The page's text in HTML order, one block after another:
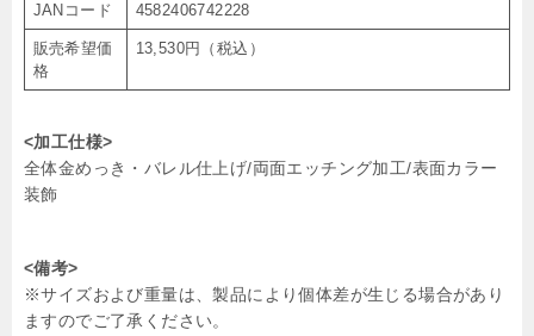
JANコード 4582406742228
販売希望価
格
13,530円（税込）
<加工仕様>
全体金めっき・バレル仕上げ/両面エッチング加工/表面カラー
装飾
<備考>
※サイズおよび重量は、製品により個体差が生じる場合があり
ますのでご了承ください。